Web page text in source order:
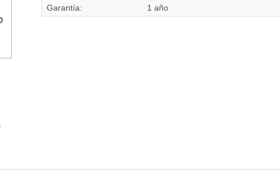
Garantía:
1 año